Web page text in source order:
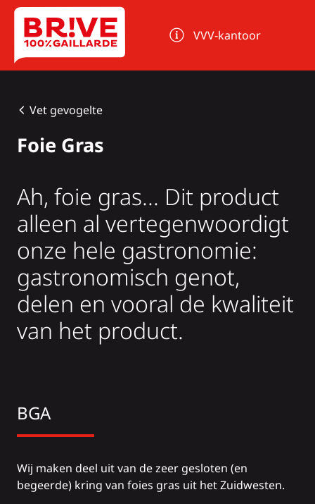
Cookies beheer paneel
VVV-kantoor
Vet gevogelte
Foie Gras
Ah, foie gras... Dit product
alleen al vertegenwoordigt
onze hele gastronomie:
gastronomisch genot,
delen en vooral de kwaliteit
van het product.
BGA
Wij maken deel uit van de zeer gesloten (en
begeerde) kring van foies gras uit het Zuidwesten.